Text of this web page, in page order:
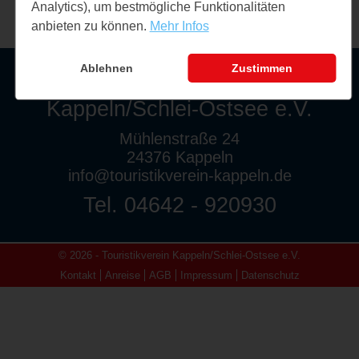
Touristikverein
Kappeln/Schlei-Ostsee e.V.
Mühlenstraße 24
24376 Kappeln
info@touristikverein-kappeln.de
Tel. 04642 - 920930
© 2026 - Touristikverein Kappeln/Schlei-Ostsee e.V.
Kontakt
Anreise AGB Impressum Datenschutz
Analytics), um bestmögliche Funktionalitäten
anbieten zu können. Mehr Infos
Ablehnen Zustimmen